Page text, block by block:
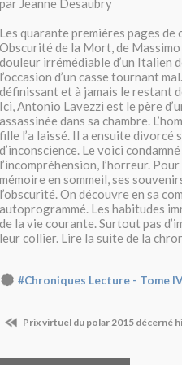
par Jeanne Desaubry
Les quarante premières pages de
Obscurité de la Mort, de
douleur irrémédiable d’un Italien
l’occasion d’un casse tournant
définissant et à jamais le restant
Ici, Antonio Lavezzi est le père
assassinée dans sa chambre.
fille l’a laissé. Il a ensuite divorcé
d’inconscience. Le voici
l’incompréhension, l’horreur.
mémoire en sommeil, ses
l’obscurité. On découvre en sa
autoprogrammé. Les habitudes
de la vie courante. Surtout pas
leur collier. Lire la suite de la
#Chroniques Lecture - Tome
Prix virtuel du polar 2015 décerné